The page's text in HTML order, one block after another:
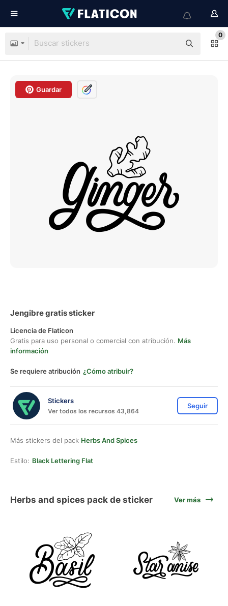
0
Guardar
Jengibre gratis sticker
Licencia de Flaticon
Gratis para uso personal o comercial con atribución. Más
información
Se requiere atribución ¿Cómo atribuir?
Stickers
Ver todos los recursos 43,864
Seguir
Más stickers del pack Herbs And Spices
Estilo: Black Lettering Flat
Herbs and spices pack de sticker Ver más